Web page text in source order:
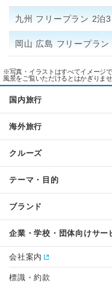
九州 フリープラン 2泊
岡山 広島 フリープラン
※写真・イラストはすべてイメージ
風景をご覧いただけるとはかぎりま
国内旅行
海外旅行
クルーズ
テーマ・目的
ブランド
企業・学校・団体向けサー
会社案内
標識・約款